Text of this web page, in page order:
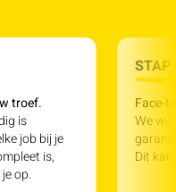
troef.
is
job bij je
is,
op.
STAP
Face-
We
Dit